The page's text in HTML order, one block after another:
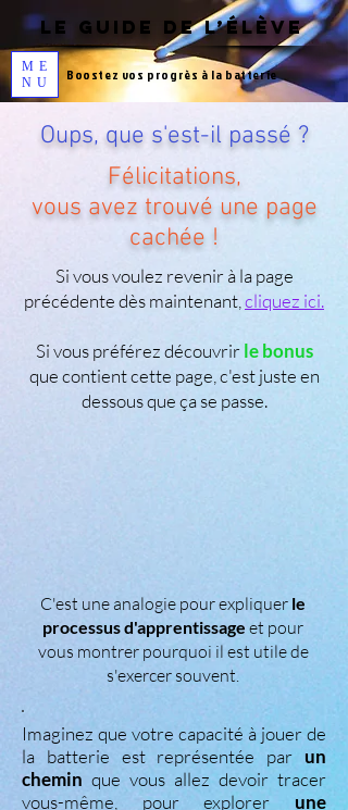
LE GUIDE DE L’ÉLÈVE
ME
NU
Boostez vos progrès à la batterie
Oups, que s'est-il passé ?
​Félicitations,
vous avez trouvé une page
cachée !
Si vous voulez revenir à la page
précédente dès maintenant, cliquez ici.
Si vous préférez découvrirle bonus
que contient cette page, c'est juste en
dessous que ça se passe.
C'est une analogie pour expliquer le
processus d'apprentissage et pour
vous montrer pourquoi il est utile de
s'exercer souvent.
Imaginez que votre capacité à jouer de
la batterie est représentée par un
chemin que vous allez devoir tracer
vous-même, pour explorer une